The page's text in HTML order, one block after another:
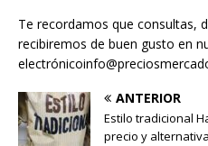
Te recordamos que consultas,
recibiremos de buen gusto en
ANTERIOR
Estilo tradicional
precio y